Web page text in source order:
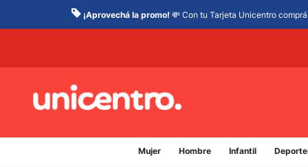
¡Aprovechá la promo! 💸 Con tu Tarjeta Unicentro
Mujer Hombre Infantil